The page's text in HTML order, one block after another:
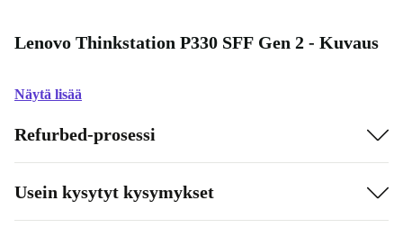
Lenovo Thinkstation P330 SFF Gen 2 - Kuvaus
Näytä lisää
Refurbed-prosessi
Usein kysytyt kysymykset